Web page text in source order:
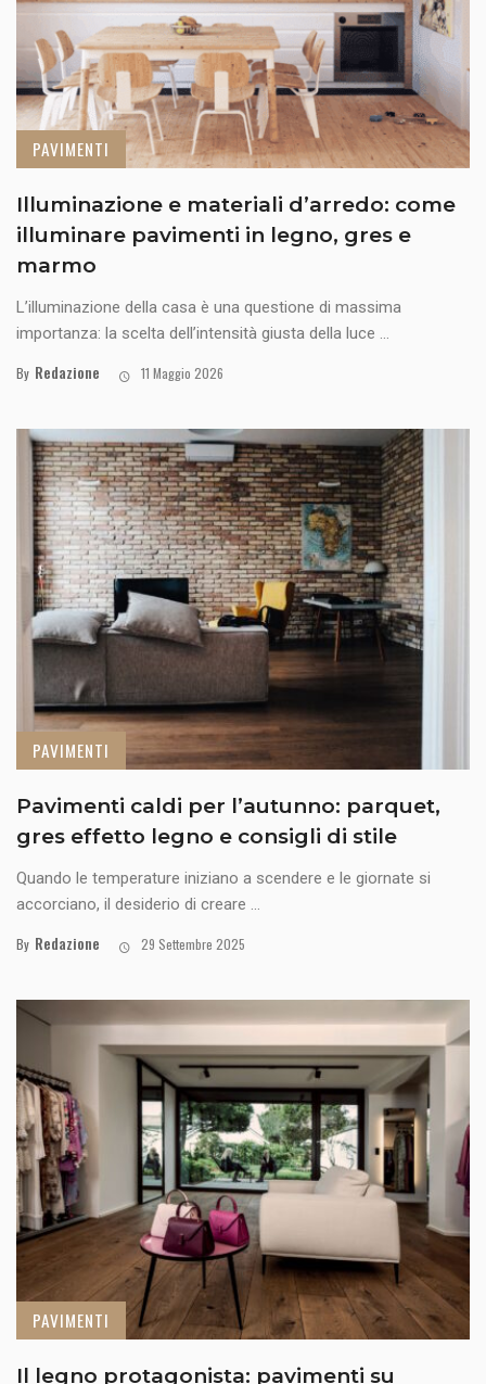
PAVIMENTI
Illuminazione e materiali d’arredo: come
illuminare pavimenti in legno, gres e
marmo
L’illuminazione della casa è una questione di massima
importanza: la scelta dell’intensità giusta della luce ...
By Redazione 11 Maggio 2026
PAVIMENTI
Pavimenti caldi per l’autunno: parquet,
gres effetto legno e consigli di stile
Quando le temperature iniziano a scendere e le giornate si
accorciano, il desiderio di creare ...
By Redazione 29 Settembre 2025
PAVIMENTI
Il legno protagonista: pavimenti su